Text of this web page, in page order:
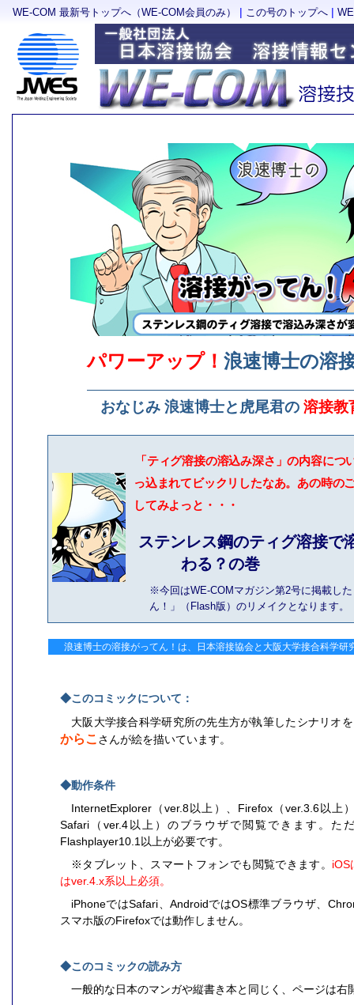
WE-COM 最新号トップへ（WE-COM会員のみ） | この号のトップへ |
パワーアップ！ 浪速博士の溶
おなじみ 浪速博士と虎尾君の 溶接教
「ティグ溶接の溶込み深さ」の内容につ
っ込まれてビックリしたなあ。あの時の
してみよっと・・・
ステンレス鋼のティグ溶接で
わる？の巻
※今回はWE-COMマガジン第2号に掲載し
ん！」（Flash版）のリメイクとなります。
浪速博士の溶接がってん！は、日本溶接協会と大阪大学接合科学研
◆このコミックについて：
大阪大学接合科学研究所の先生方が執筆したシナリオ
からこ さんが絵を描いています。
◆動作条件
InternetExplorer（ver.8以上）、Firefox（ver.3.6以上
Safari（ver.4以上）のブラウザで閲覧できます。た
Flashplayer10.1以上が必要です。
※タブレット、スマートフォンでも閲覧できます。 iOS
はver.4.x系以上必須。
iPhoneではSafari、AndroidではOS標準ブラウザ、
スマホ版のFirefoxでは動作しません。
◆このコミックの読み方
一般的な日本のマンガや縦書き本と同じく、ページは右